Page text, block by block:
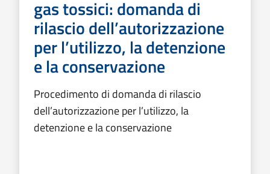
gas tossici: domanda di
rilascio dell’autorizzazione
per l’utilizzo, la detenzione
e la conservazione
Procedimento di domanda di rilascio
dell’autorizzazione per l’utilizzo, la
detenzione e la conservazione